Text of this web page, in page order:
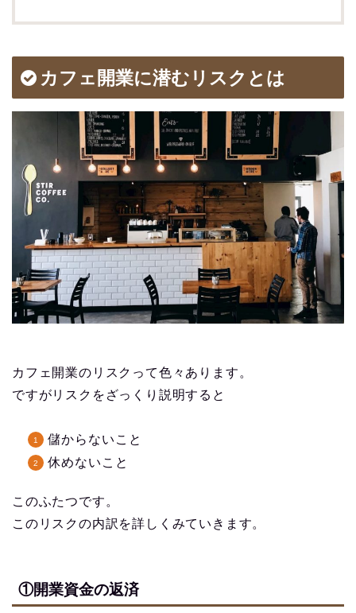
カフェ開業に潜むリスクとは
カフェ開業のリスクって色々あります。
ですがリスクをざっくり説明すると
儲からないこと
休めないこと
このふたつです。
このリスクの内訳を詳しくみていきます。
①開業資金の返済